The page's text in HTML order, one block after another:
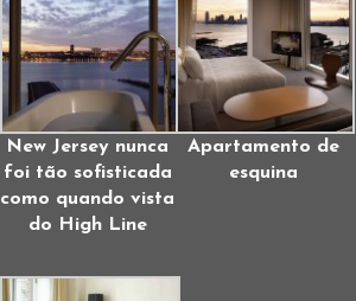
New Jersey nunca
foi tão sofisticada
como quando vista
do High Line
Apartamento de
esquina